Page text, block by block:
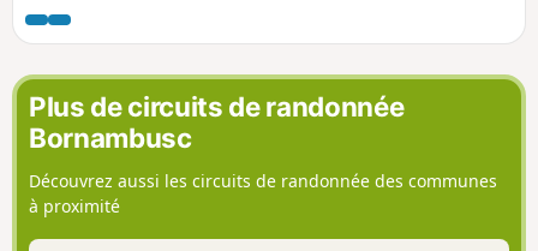
Plus de circuits de randonnée
Bornambusc
Découvrez aussi les circuits de randonnée des communes
à proximité